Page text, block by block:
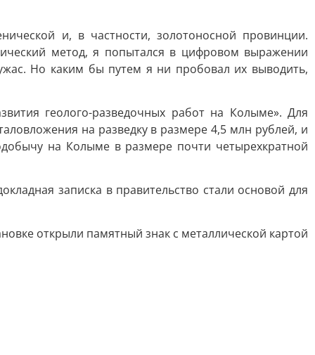
и, в частности, золотоносной провинции.
метод, я попытался в цифровом выражении
Но каким бы путем я ни пробовал их выводить,
геолого-разведочных работ на Колыме». Для
на разведку в размере 4,5 млн рублей, и
на Колыме в размере почти четырехкратной
записка в правительство стали основой для
открыли памятный знак с металлической картой